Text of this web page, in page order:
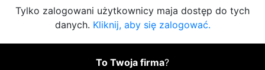
Tylko zalogowani użytkownicy maja dostęp do tych
danych. Kliknij, aby się zalogować.
To Twoja firma?